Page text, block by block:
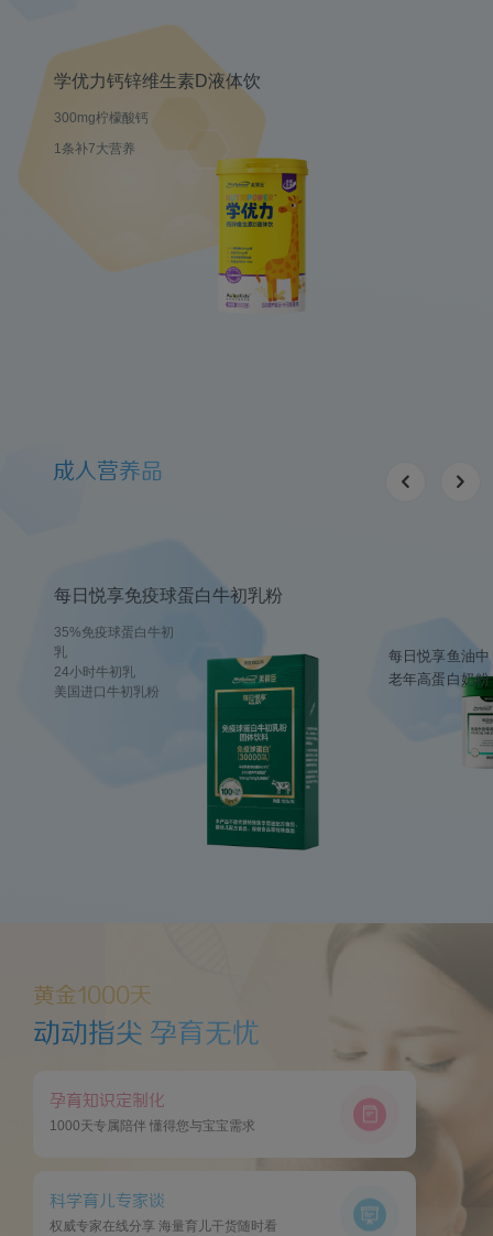
学优力钙锌维生素D液体饮
300mg柠檬酸钙
1条补7大营养
成人营养品
每日悦享免疫球蛋白牛初乳粉
35%免疫球蛋白牛初
乳
24小时牛初乳
美国进口牛初乳粉
每日悦享鱼油中
老年高蛋白奶粉
黄金1000天
动动指尖 孕育无忧
孕育知识定制化
1000天专属陪伴 懂得您与宝宝需求
科学育儿专家谈
权威专家在线分享 海量育儿干货随时看